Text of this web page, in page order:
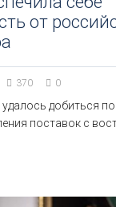
от
370 0
удалось добиться
поставок с